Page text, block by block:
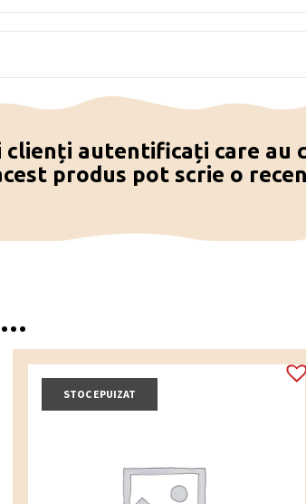
clienți autentificați care au
produs pot scrie o
STOC EPUIZAT